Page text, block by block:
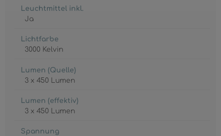
Leuchtmittel inkl.
Ja
Lichtfarbe
3000 Kelvin
Lumen (Quelle)
3 x 450 Lumen
Lumen (effektiv)
3 x 450 Lumen
Spannung